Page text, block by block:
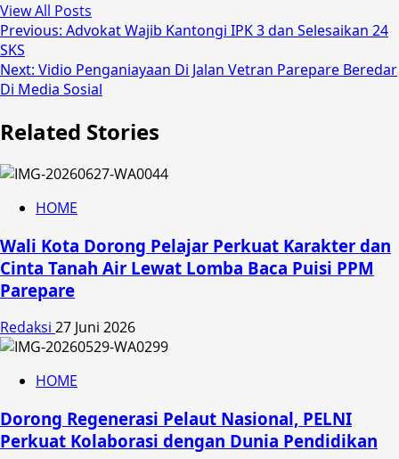
View All Posts
Post
navigation
Previous: Advokat Wajib Kantongi IPK 3 dan Selesaikan 24
SKS
Next: Vidio Penganiayaan Di Jalan Vetran Parepare Beredar
Di Media Sosial
Related Stories
HOME
Wali Kota Dorong Pelajar Perkuat Karakter dan
Cinta Tanah Air Lewat Lomba Baca Puisi PPM
Parepare
Redaksi 27 Juni 2026
HOME
Dorong Regenerasi Pelaut Nasional, PELNI
Perkuat Kolaborasi dengan Dunia Pendidikan